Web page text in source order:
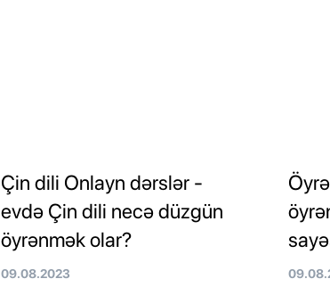
Çin dili Onlayn dərslər -
evdə Çin dili necə düzgün
öyrənmək olar?
09.08.2023